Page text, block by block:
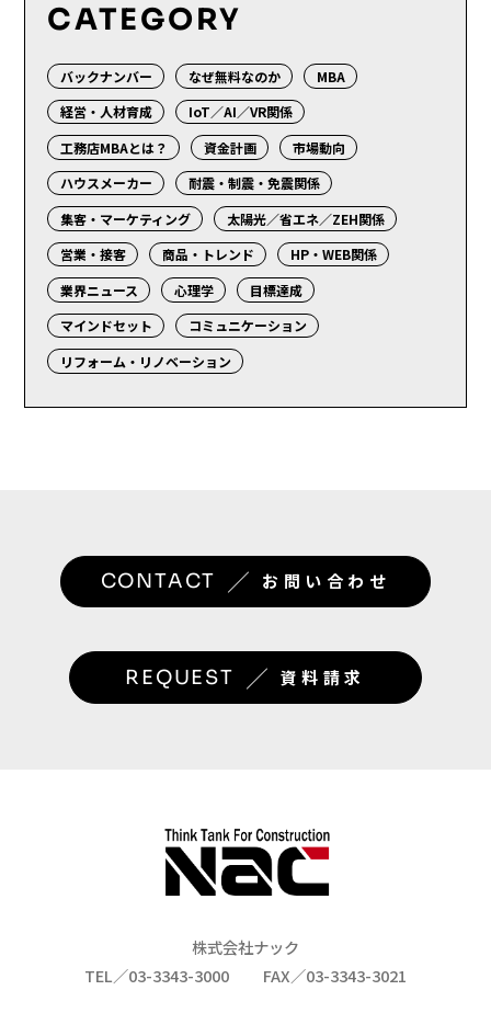
CATEGORY
バックナンバー なぜ無料なのか
MBA
経営・人材育成
IoT／AI／VR関係
工務店MBAとは？
資金計画
市場動向
ハウスメーカー
耐震・制震・免震関係
集客・マーケティング
太陽光／省エネ／ZEH関係
営業・接客
商品・トレンド
HP・WEB関係
業界ニュース
心理学
目標達成
マインドセット
コミュニケーション
リフォーム・リノベーション
CONTACT ／ お問い合わせ
REQUEST ／ 資料請求
株式会社ナック
TEL／03-3343-3000
FAX／03-3343-3021